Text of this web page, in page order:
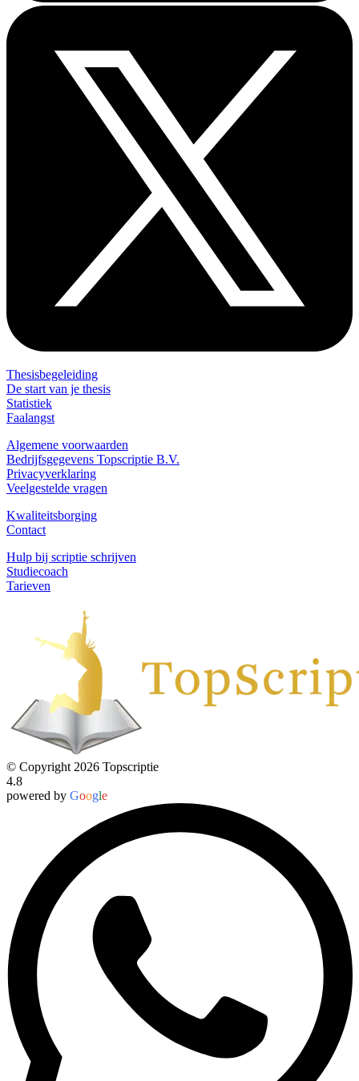
Thesisbegeleiding
De start van je thesis
Statistiek
Faalangst
Algemene voorwaarden
Bedrijfsgegevens Topscriptie B.V.
Privacyverklaring
Veelgestelde vragen
Kwaliteitsborging
Contact
Hulp bij scriptie schrijven
Studiecoach
Tarieven
© Copyright 2026 Topscriptie
4.8
powered by Google